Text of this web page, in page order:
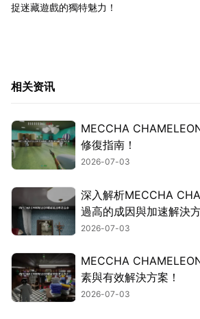
捉迷藏遊戲的獨特魅力！
相关资讯
MECCHA
修復指南！
2026-07-03
深入解析MECCHA
過高的成因與加速解決方
2026-07-03
MECCHA
素與有效解決方案！
2026-07-03